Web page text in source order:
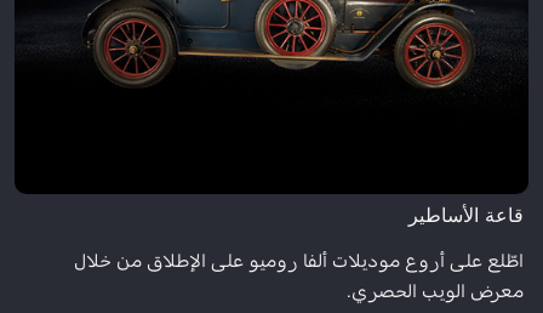
قاعة الأساطير
اطّلع على أروع موديلات ألفا روميو على الإطلاق من خلال
معرض الويب الحصري.